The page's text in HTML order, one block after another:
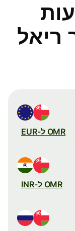
ריאל
OMR ל-EUR
OMR ל-INR